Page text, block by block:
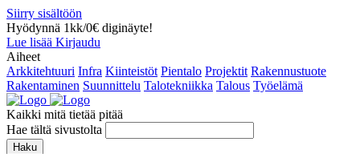
Siirry sisältöön
Hyödynnä 1kk/0€ diginäyte!
Lue lisää Kirjaudu
Aiheet
Arkkitehtuuri Infra Kiinteistöt Pientalo Projektit Rakennustuote
Rakentaminen Suunnittelu Talotekniikka Talous Työelämä
Kaikki mitä tietää pitää
Hae tältä sivustolta
Haku